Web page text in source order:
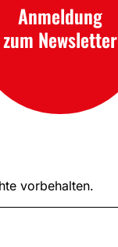
Anmeldung
zum Newsletter
vorbehalten.